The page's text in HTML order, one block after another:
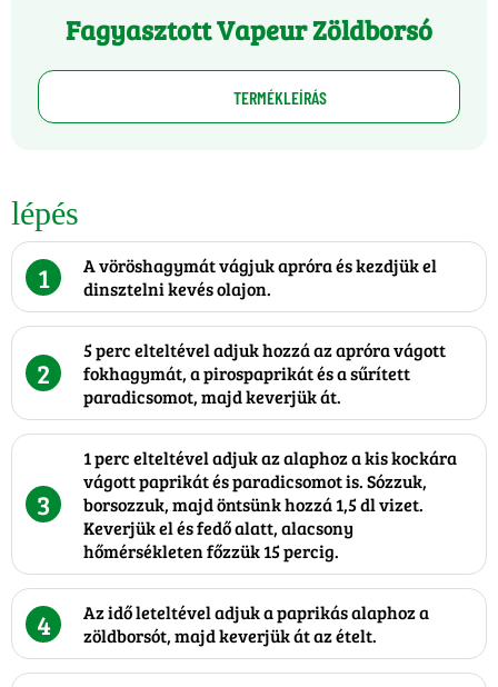
Fagyasztott Vapeur Zöldborsó
TERMÉKLEÍRÁS
lépés
1
A vöröshagymát vágjuk apróra és kezdjük el
dinsztelni kevés olajon.
2
5 perc elteltével adjuk hozzá az apróra vágott
fokhagymát, a pirospaprikát és a sűrített
paradicsomot, majd keverjük át.
3
1 perc elteltével adjuk az alaphoz a kis kockára
vágott paprikát és paradicsomot is. Sózzuk,
borsozzuk, majd öntsünk hozzá 1,5 dl vizet.
Keverjük el és fedő alatt, alacsony
hőmérsékleten főzzük 15 percig.
4
Az idő leteltével adjuk a paprikás alaphoz a
zöldborsót, majd keverjük át az ételt.